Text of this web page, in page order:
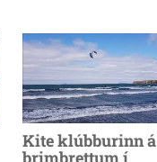
Kite klúbburinn á
brimbrettum í